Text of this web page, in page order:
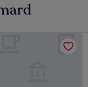
Dolce by Wyndham